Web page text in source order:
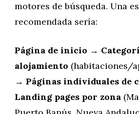
motores de búsqueda. Una
recomendada sería:
Página de inicio →
alojamiento (habitaciones/
→ Páginas individuales de
Landing pages por zona